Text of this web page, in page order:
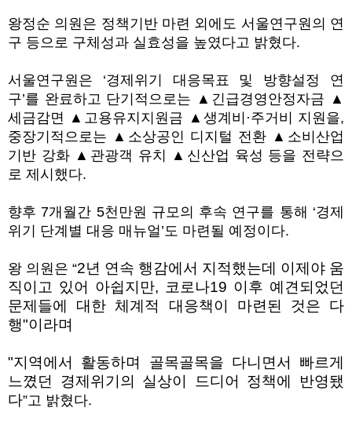
왕정순 의원은 정책기반 마련 외에도 서울연구원의 연
구 등으로 구체성과 실효성을 높였다고 밝혔다.
서울연구원은 ‘경제위기 대응목표 및 방향설정 연
구’를 완료하고 단기적으로는 ▲긴급경영안정자금 ▲
세금감면 ▲고용유지지원금 ▲생계비·주거비 지원을,
중장기적으로는 ▲소상공인 디지털 전환 ▲소비산업
기반 강화 ▲관광객 유치 ▲신산업 육성 등을 전략으
로 제시했다.
향후 7개월간 5천만원 규모의 후속 연구를 통해 ‘경제
위기 단계별 대응 매뉴얼’도 마련될 예정이다.
왕 의원은 “2년 연속 행감에서 지적했는데 이제야 움
직이고 있어 아쉽지만, 코로나19 이후 예견되었던
문제들에 대한 체계적 대응책이 마련된 것은 다
행"이라며
"지역에서 활동하며 골목골목을 다니면서 빠르게
느꼈던 경제위기의 실상이 드디어 정책에 반영됐
다”고 밝혔다.